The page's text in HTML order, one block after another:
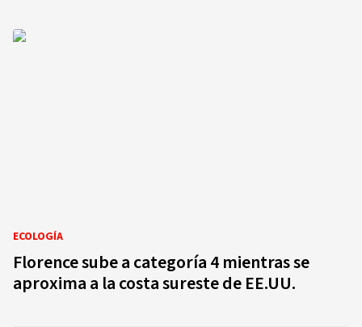
ECOLOGÍA
Florence sube a categoría 4 mientras se
aproxima a la costa sureste de EE.UU.